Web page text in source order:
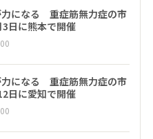
力になる 重症筋無力症の市
日に熊本で開催
力になる 重症筋無力症の市
日に愛知で開催